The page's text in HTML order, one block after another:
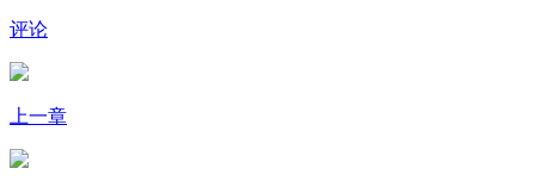
评论
上一章